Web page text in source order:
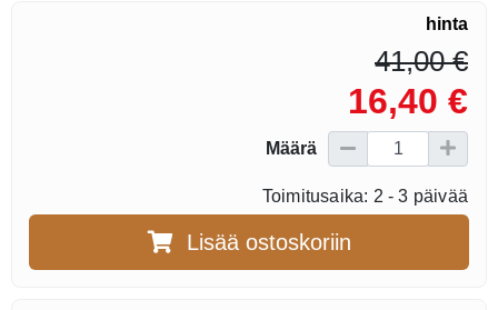
hinta
41,00 €
16,40 €
Määrä
Toimitusaika: 2 - 3 päivää
Lisää ostoskoriin